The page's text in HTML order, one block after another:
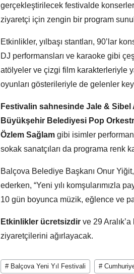
gerçekleştirilecek festivalde
ziyaretçi için zengin bir program
Etkinlikler, yılbaşı stantları, 90’lar
DJ performansları ve karaoke gibi
atölyeler ve çizgi film karakterleriyle
oyunları gösterileriyle de gelenler
Festivalin sahnesinde Jale & Sibel
Büyükşehir Belediyesi Pop
Özlem Sağlam gibi isimler
sokak sanatçıları da programa renk
Balçova Belediye Başkanı Onur
ederken, “Yeni yılı komşularımızla
10 gün boyunca müzik, eğlence ve
Etkinlikler ücretsizdir ve 29
ziyaretçilerini ağırlayacak.
# Balçova Yeni Yıl Festivali #